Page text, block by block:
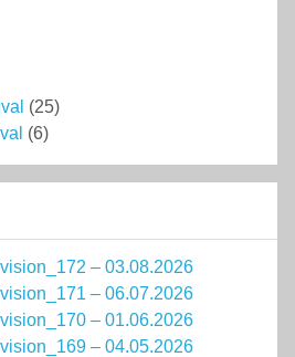
(25)
(6)
– 03.08.2026
– 06.07.2026
– 01.06.2026
– 04.05.2026